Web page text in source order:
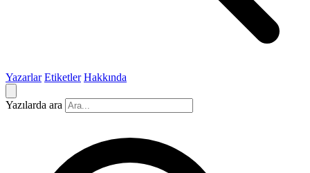
Yazarlar Etiketler Hakkında
Yazılarda ara